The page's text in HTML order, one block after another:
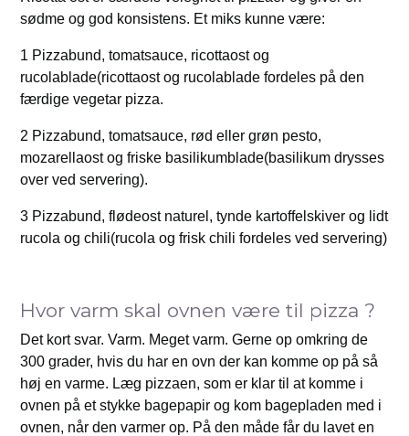
sødme og god konsistens. Et miks kunne være:
1 Pizzabund, tomatsauce, ricottaost og
rucolablade(ricottaost og rucolablade fordeles på den
færdige vegetar pizza.
2 Pizzabund, tomatsauce, rød eller grøn pesto,
mozarellaost og friske basilikumblade(basilikum drysses
over ved servering).
3 Pizzabund, flødeost naturel, tynde kartoffelskiver og lidt
rucola og chili(rucola og frisk chili fordeles ved servering)
Hvor varm skal ovnen være til pizza ?
Det kort svar. Varm. Meget varm. Gerne op omkring de
300 grader, hvis du har en ovn der kan komme op på så
høj en varme. Læg pizzaen, som er klar til at komme i
ovnen på et stykke bagepapir og kom bagepladen med i
ovnen, når den varmer op. På den måde får du lavet en